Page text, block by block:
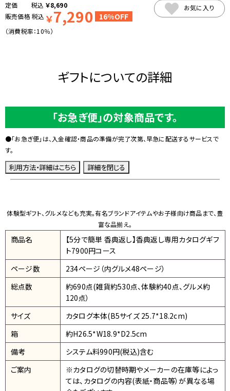
税込 ￥8,690
販売価格税込 ￥7,290 16%OFF
（消費税率：10％）
お気に入り
ギフトについての詳細
「お急ぎ便」の対象商品です。
●「お急ぎ便」は、入金確認・商品の準備が完了次第、早急に配送するサービスで
す。
体験型ギフト、グルメなども充実。有名ブランドアイテムやお子様向け商品まで、豊
富な品揃え。
商品名
【5分で簡単 香典返し】香典返し専用カタログギフ
ト7900円コース
ページ数
234ページ（内グルメ48ページ）
総点数
約690点(雑貨約530点、体験約40点、グルメ約
120点）
サイズ
カタログ本体(B5サイズ 25.7*18.2cm)
箱
約H26.5*W18.9*D2.5cm
備考
システム料990円(税込)含む
ご案内
※カタログの切替時期やメーカーの在庫等によっ
ては、カタログの内容(表紙・商品等）が異なる場